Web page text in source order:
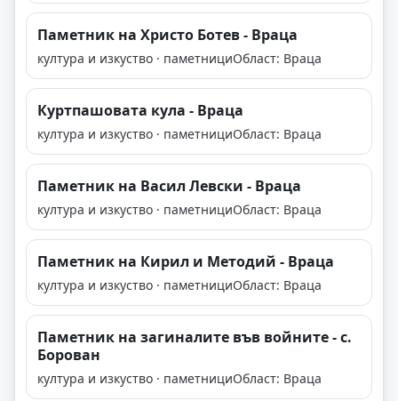
Паметник на Христо Ботев - Враца
култура и изкуство · паметнициОбласт: Враца
Куртпашовата кула - Враца
култура и изкуство · паметнициОбласт: Враца
Паметник на Васил Левски - Враца
култура и изкуство · паметнициОбласт: Враца
Паметник на Кирил и Методий - Враца
култура и изкуство · паметнициОбласт: Враца
Паметник на загиналите във войните - с.
Борован
култура и изкуство · паметнициОбласт: Враца